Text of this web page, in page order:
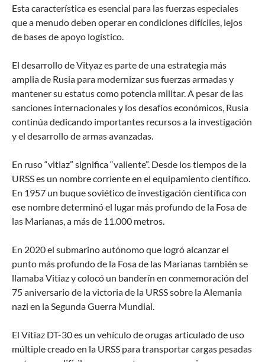
Esta característica es esencial para las fuerzas especiales
que a menudo deben operar en condiciones difíciles, lejos
de bases de apoyo logístico.
El desarrollo de Vityaz es parte de una estrategia más
amplia de Rusia para modernizar sus fuerzas armadas y
mantener su estatus como potencia militar. A pesar de las
sanciones internacionales y los desafíos económicos, Rusia
continúa dedicando importantes recursos a la investigación
y el desarrollo de armas avanzadas.
En ruso “vitiaz” significa “valiente”. Desde los tiempos de la
URSS es un nombre corriente en el equipamiento científico.
En 1957 un buque soviético de investigación científica con
ese nombre determinó el lugar más profundo de la Fosa de
las Marianas, a más de 11.000 metros.
En 2020 el submarino autónomo que logró alcanzar el
punto más profundo de la Fosa de las Marianas también se
llamaba Vitiaz y colocó un banderín en conmemoración del
75 aniversario de la victoria de la URSS sobre la Alemania
nazi en la Segunda Guerra Mundial.
El Vítiaz DT-30 es un vehículo de orugas articulado de uso
múltiple creado en la URSS para transportar cargas pesadas